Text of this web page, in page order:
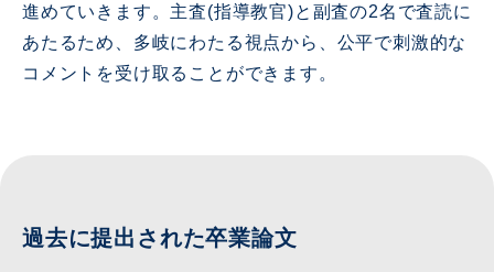
進めていきます。主査(指導教官)と副査の2名で査読に
あたるため、多岐にわたる視点から、公平で刺激的な
コメントを受け取ることができます。
過去に提出された卒業論文